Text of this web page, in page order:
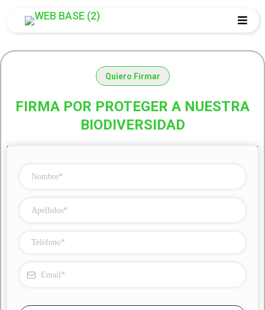
Quiero Firmar
FIRMA POR PROTEGER A NUESTRA
BIODIVERSIDAD